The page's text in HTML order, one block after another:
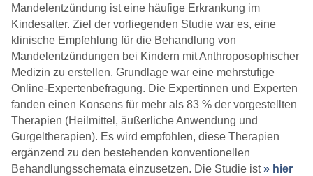
Mandelentzündung ist eine häufige Erkrankung im
Kindesalter. Ziel der vorliegenden Studie war es, eine
klinische Empfehlung für die Behandlung von
Mandelentzündungen bei Kindern mit Anthroposophischer
Medizin zu erstellen. Grundlage war eine mehrstufige
Online-Expertenbefragung. Die Expertinnen und Experten
fanden einen Konsens für mehr als 83 % der vorgestellten
Therapien (Heilmittel, äußerliche Anwendung und
Gurgeltherapien). Es wird empfohlen, diese Therapien
ergänzend zu den bestehenden konventionellen
Behandlungsschemata einzusetzen. Die Studie ist» hier